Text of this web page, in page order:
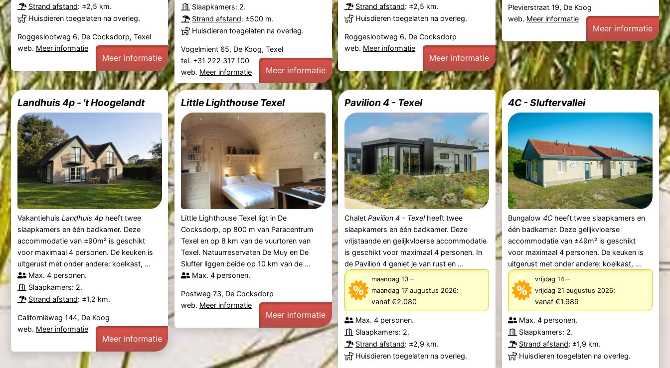
Strand afstand: ±2,5 km.
Huisdieren toegelaten na overleg.
Roggeslootweg 6, De Cocksdorp, Texel
web. Meer informatie
Meer informatie
Slaapkamers: 2.
Strand afstand: ±500 m.
Huisdieren toegelaten na overleg.
Vogelmient 65, De Koog, Texel
tel. +31 222 317 100
web. Meer informatie Meer informatie
Strand afstand: ±2,5 km.
Huisdieren toegelaten na overleg.
Roggeslootweg 6, De Cocksdorp
web. Meer informatie
Meer informatie
Plevierstraat 19, De Koog
web. Meer informatie
Meer informatie
Landhuis 4p - 't Hoogelandt
Vakantiehuis Landhuis 4p heeft twee
slaapkamers en één badkamer. Deze
accommodatie van ±90m² is geschikt
voor maximaal 4 personen. De keuken is
uitgerust met onder andere: koelkast, ...
Max. 4 personen.
Slaapkamers: 2.
Strand afstand: ±1,2 km.
Californiëweg 144, De Koog
web. Meer informatie
Meer informatie
Little Lighthouse Texel
Little Lighthouse Texel ligt in De
Cocksdorp, op 800 m van Paracentrum
Texel en op 8 km van de vuurtoren van
Texel. Natuurreservaten De Muy en De
Slufter liggen beide op 10 km van de ...
Max. 4 personen.
Postweg 73, De Cocksdorp
web. Meer informatie
Meer informatie
Pavilion 4 - Texel
ChaletPavilion 4 - Texelheeft twee
slaapkamers en één badkamer. Deze
vrijstaande en gelijkvloerse accommodatie
is geschikt voor maximaal 4 personen. In
de Pavilion 4 geniet je van rust en ...
maandag 10–
maandag 17 augustus 2026:
vanaf €2.080
Max. 4 personen.
Slaapkamers: 2.
Strand afstand: ±2,9 km.
Huisdieren toegelaten na overleg.
4C - Sluftervallei
Bungalow4Cheeft twee slaapkamers en
één badkamer. Deze gelijkvloerse
accommodatie van ±49m² is geschikt
voor maximaal 4 personen. De keuken is
uitgerust met onder andere: koelkast, ...
vrijdag 14 –
vrijdag 21 augustus 2026:
vanaf €1.989
Max. 4 personen.
Slaapkamers: 2.
Strand afstand: ±1,9 km.
Huisdieren toegelaten na overleg.